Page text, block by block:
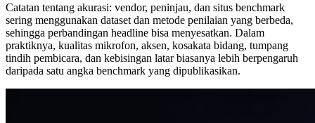
Catatan tentang akurasi: vendor, peninjau, dan situs benchmark
sering menggunakan dataset dan metode penilaian yang berbeda,
sehingga perbandingan headline bisa menyesatkan. Dalam
praktiknya, kualitas mikrofon, aksen, kosakata bidang, tumpang
tindih pembicara, dan kebisingan latar biasanya lebih berpengaruh
daripada satu angka benchmark yang dipublikasikan.